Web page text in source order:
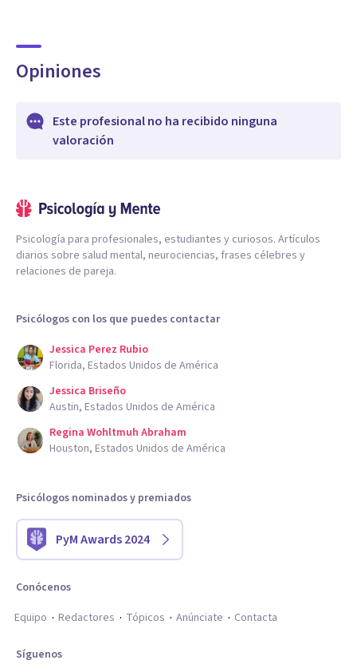
Opiniones
Este profesional no ha recibido ninguna
valoración
Psicología para profesionales, estudiantes y curiosos. Artículos
diarios sobre salud mental, neurociencias, frases célebres y
relaciones de pareja.
Psicólogos con los que puedes contactar
Jessica Perez Rubio
Florida, Estados Unidos de América
Jessica Briseño
Austin, Estados Unidos de América
Regina Wohltmuh Abraham
Houston, Estados Unidos de América
Psicólogos nominados y premiados
PyM Awards 2024
Conócenos
Equipo
Redactores Tópicos Anúnciate Contacta
Síguenos